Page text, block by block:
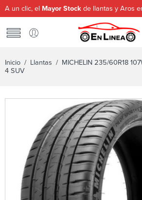
A un clic, el Mayor Stock de llantas y Aros
Inicio / Llantas / MICHELIN 235/60R18
4 SUV